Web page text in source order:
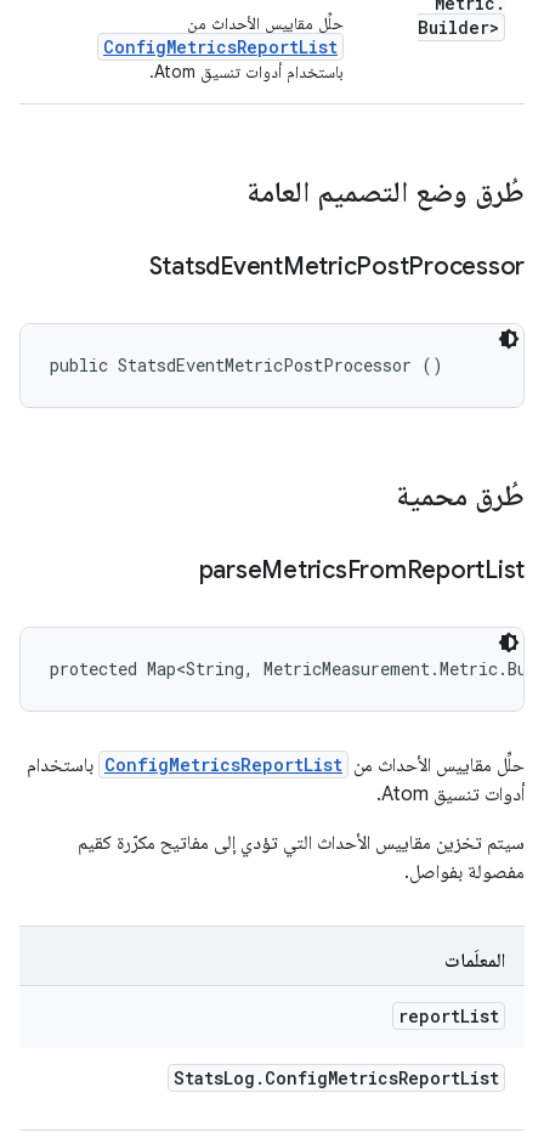
Builder>
حلِّل مقاييس الأحداث من
ConfigMetricsReportList
باستخدام أدوات تنسيق Atom.
طُرق وضع التصميم العامة
StatsdEventMetricPostProcessor
public StatsdEventMetricPostProcessor ()
طُرق محمية
parseMetricsFromReportList
protected Map<String,
حلِّل مقاييس الأحداث من ConfigMetricsReportList باستخدام
أدوات تنسيق Atom.
سيتم تخزين مقاييس الأحداث التي تؤدي إلى مفاتيح مكرّرة كقيم
مفصولة بفواصل.
المعلَمات
reportList
StatsLog . ConfigMetricsReportList